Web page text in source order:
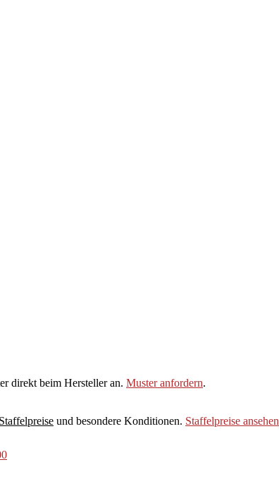
direkt beim Hersteller an. Muster anfordern.
und besondere Konditionen. Staffelpreise ansehen